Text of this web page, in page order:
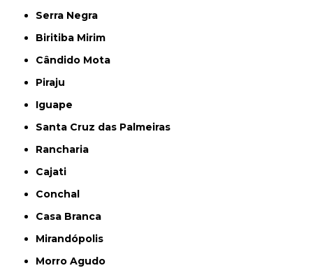
Serra Negra
Biritiba Mirim
Cândido Mota
Piraju
Iguape
Santa Cruz das Palmeiras
Rancharia
Cajati
Conchal
Casa Branca
Mirandópolis
Morro Agudo